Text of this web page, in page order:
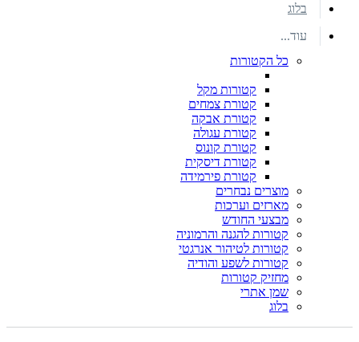
בלוג
עוד...
כל הקטורות
קטורות מקל
קטורת צמחים
קטורת אבקה
קטורת עגולה
קטורת קונוס
קטורת דיסקית
קטורת פירמידה
מוצרים נבחרים
מארזים וערכות
מבצעי החודש
קטורות להגנה והרמוניה
קטורות לטיהור אנרגטי
קטורות לשפע והודיה
מחזיק קטורות
שמן אתרי
בלוג